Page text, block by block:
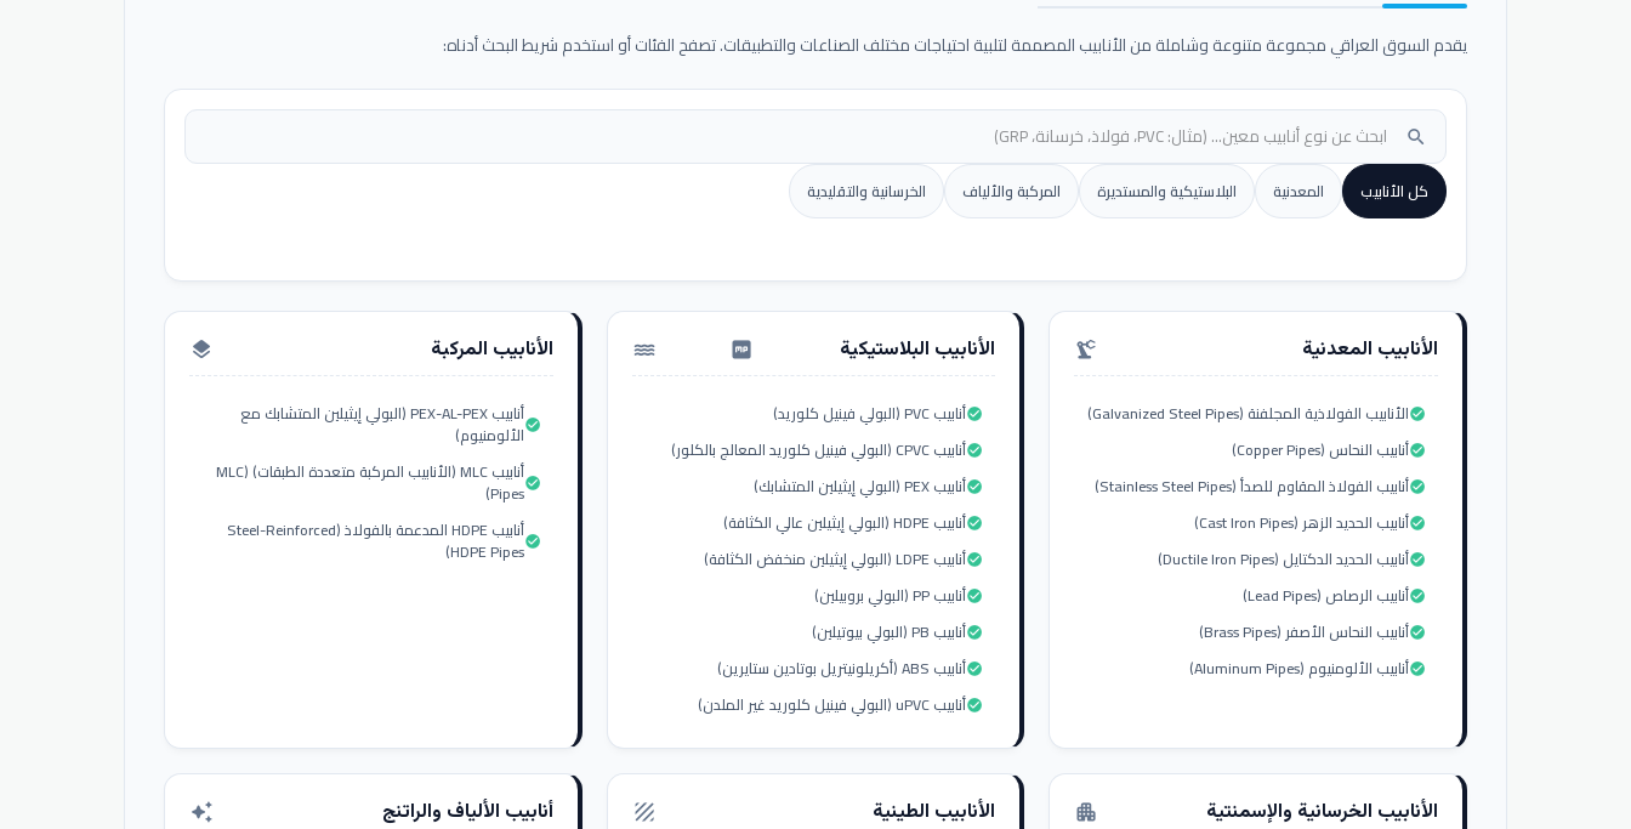
يقدم السوق العراقي مجموعة متنوعة وشاملة من الأنابيب المصممة لتلبية احتياجات مختلف الصناعات والتطبيقات. تصفح الفئات أو استخدم شريط البحث أدناه:
search
كل الأنابيب المعدنية البلاستيكية والمستديرة المركبة والألياف الخرسانية والتقليدية
الأنابيب المعدنية precision_manufacturing
الأنابيب الفولاذية المجلفنة (Galvanized Steel Pipes)check_circle
أنابيب النحاس (Copper Pipes)check_circle
أنابيب الفولاذ المقاوم للصدأ (Stainless Steel Pipes)check_circle
أنابيب الحديد الزهر (Cast Iron Pipes)check_circle
أنابيب الحديد الدكتايل (Ductile Iron Pipes)check_circle
أنابيب الرصاص (Lead Pipes)check_circle
أنابيب النحاس الأصفر (Brass Pipes)check_circle
أنابيب الألومنيوم (Aluminum Pipes)check_circle
الأنابيب البلاستيكية water_pump
أنابيب PVC (البولي فينيل كلوريد)check_circle
أنابيب CPVC (البولي فينيل كلوريد المعالج بالكلور)check_circle
أنابيب PEX (البولي إيثيلين المتشابك)check_circle
أنابيب HDPE (البولي إيثيلين عالي الكثافة)check_circle
أنابيب LDPE (البولي إيثيلين منخفض الكثافة)check_circle
أنابيب PP (البولي بروبيلين)check_circle
أنابيب PB (البولي بيوتيلين)check_circle
أنابيب ABS (أكريلونيتريل بوتادين ستايرين)check_circle
أنابيب uPVC (البولي فينيل كلوريد غير الملدن)check_circle
الأنابيب المركبة layers
أنابيب PEX-AL-PEX (البولي إيثيلين المتشابك مع
الألومنيوم)check_circle
أنابيب MLC (الأنابيب المركبة متعددة الطبقات) (MLC
Pipes)check_circle
أنابيب HDPE المدعمة بالفولاذ (Steel-Reinforced
HDPE Pipes)check_circle
الأنابيب الخرسانية والإسمنتية apartment الأنابيب الطينية texture أنابيب الألياف والراتنج auto_awesome